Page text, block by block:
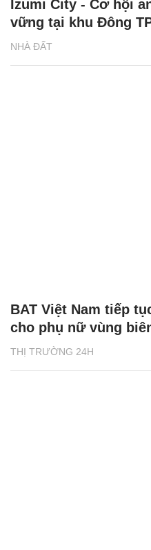
NHÀ ĐẤT
Izumi City - Cơ hội
vững tại khu Đông
THỊ TRƯỜNG 24H
BAT Việt Nam tiếp
cho phụ nữ vùng